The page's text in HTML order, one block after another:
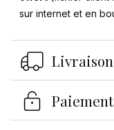
sur internet et en
Se
Vous devez être
produits dans